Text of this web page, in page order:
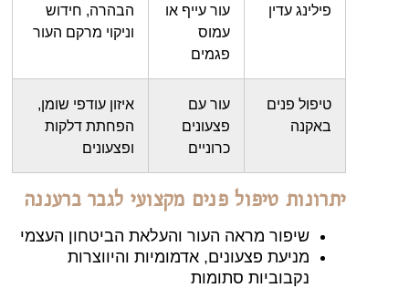
פילינג עדין
עור עייף או
עמוס
פגמים
הבהרה, חידוש
וניקוי מרקם העור
טיפול פנים
באקנה
עור עם
פצעונים
כרוניים
איזון עודפי שומן,
הפחתת דלקות
ופצעונים
יתרונות טיפול פנים מקצועי לגבר ברעננה
שיפור מראה העור והעלאת הביטחון העצמי
מניעת פצעונים, אדמומיות והיווצרות
נקבוביות סתומות